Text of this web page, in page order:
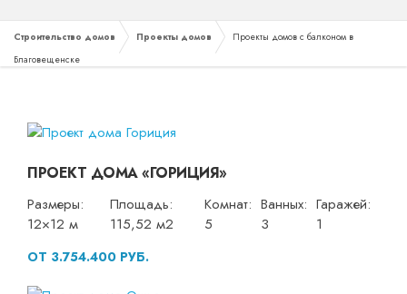
Строительство домов Проекты домов
Проекты домов с балконом в
Благовещенске
ПРОЕКТ ДОМА «ГОРИЦИЯ»
Размеры:
12×12 м
Площадь:
115,52 м2
Комнат:
5
Ванных:
3
Гаражей:
1
ОТ 3.754.400 РУБ.